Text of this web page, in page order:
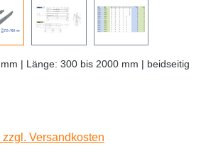
| Länge: 300 bis 2000 mm | beidseitig
Versandkosten